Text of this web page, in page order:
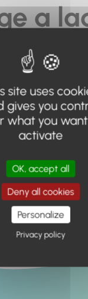
a
ou
utiliser le moteur
le menu pour
Retour à l'accueil
site uses
gives you
what you
activate
OK, accept all
Deny all cookies
Personalize
Privacy policy